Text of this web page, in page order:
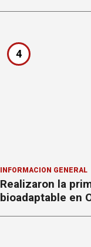
4
INFORMACION GENERAL
Realizaron la
bioadaptable en